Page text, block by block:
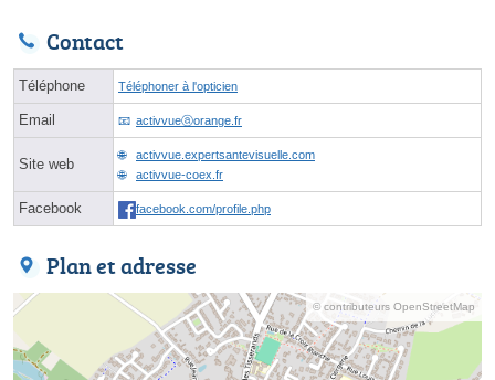
Contact
Téléphone Téléphoner à l'opticien
Email activvueⓐorange.fr
Site web
activvue.expertsantevisuelle.com
activvue-coex.fr
Facebook facebook.com/profile.php
Plan et adresse
© contributeurs OpenStreetMap